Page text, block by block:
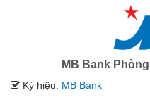
MB Bank
Ký hiệu: MB Bank